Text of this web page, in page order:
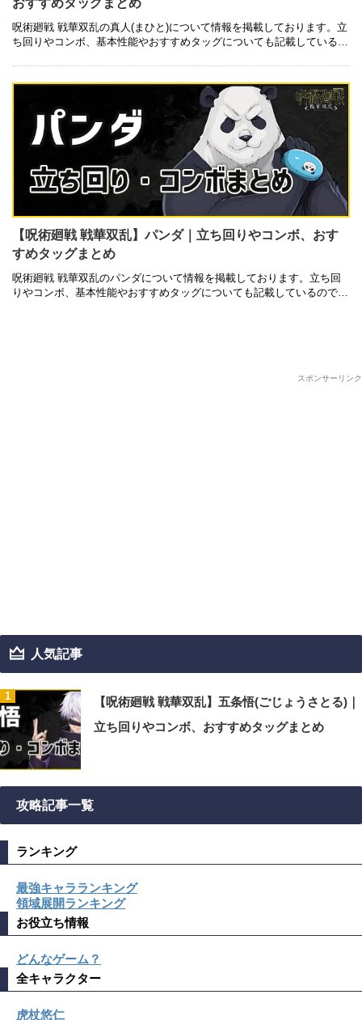
おすすめタッグまとめ
呪術廻戦 戦華双乱の真人(まひと)について情報を掲載しております。立
ち回りやコンボ、基本性能やおすすめタッグについても記載しているの
…
【呪術廻戦 戦華双乱】パンダ｜立ち回りやコンボ、おす
すめタッグまとめ
呪術廻戦 戦華双乱のパンダについて情報を掲載しております。立ち回
りやコンボ、基本性能やおすすめタッグについても記載しているので是
スポンサーリンク
人気記事
【呪術廻戦 戦華双乱】五条悟(ごじょうさとる)｜
立ち回りやコンボ、おすすめタッグまとめ
攻略記事一覧
ランキング
最強キャラランキング
領域展開ランキング
お役立ち情報
どんなゲーム？
全キャラクター
虎杖悠仁